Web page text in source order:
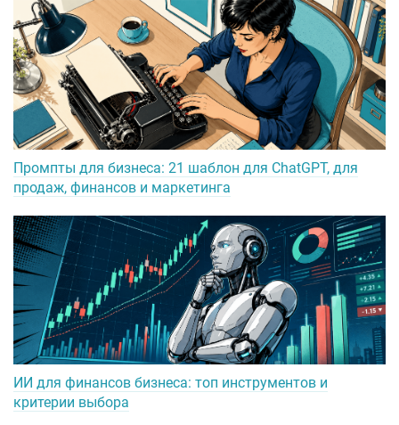
Промпты для бизнеса: 21 шаблон для ChatGPT, для
продаж, финансов и маркетинга
ИИ для финансов бизнеса: топ инструментов и
критерии выбора